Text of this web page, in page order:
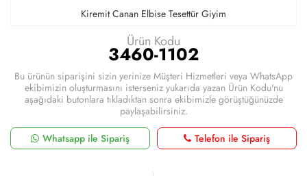
Kiremit Canan Elbise Tesettür Giyim
Ürün Kodu
3460-1102
Bu ürünün siparişini sizin yerinize Müşteri Hizmetleri veya WhatsApp
ekibimizin oluşturmasını isterseniz yukarıda yazan Ürün Kodu'nu
aşağıdaki butonlara tıkladıktan sonra ekibimizle görüştüğünüzde
paylaşabilirsiniz.
Whatsapp ile Sipariş
Telefon ile Sipariş